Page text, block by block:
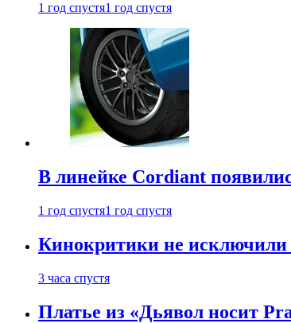
1 год спустя1 год спустя
В линейке Cordiant
1 год спустя1 год спустя
Кинокритики не исключили
3 часа спустя
Платье из «Дьявол носит